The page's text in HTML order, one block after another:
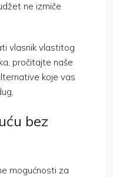
ne izmiče
vlasnik vlastitog
pročitajte naše
koje vas
bez
mogućnosti za